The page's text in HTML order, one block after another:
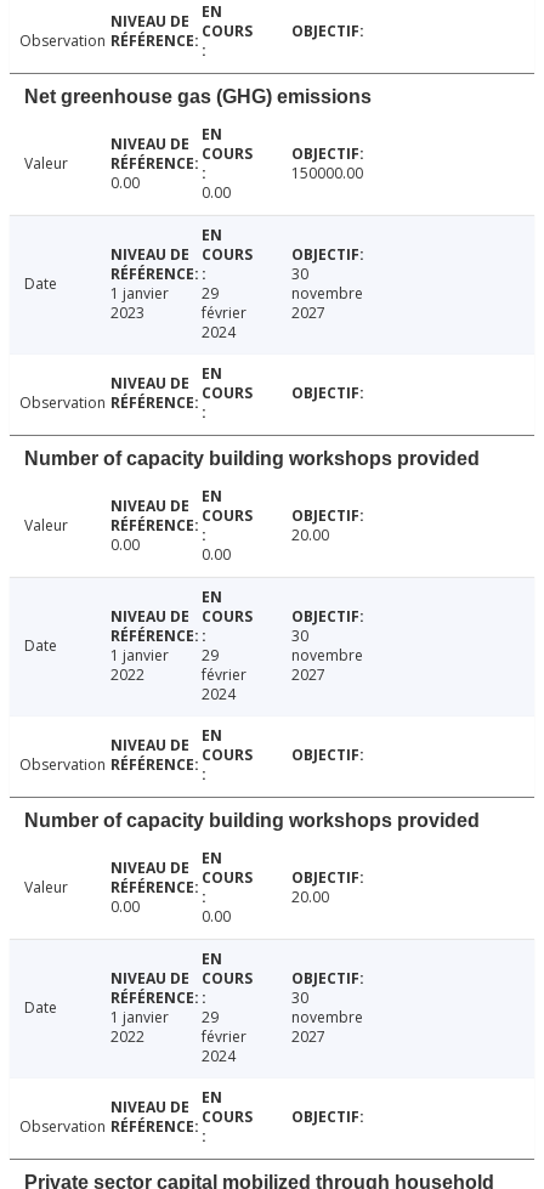
Observation
Net greenhouse gas (GHG) emissions
Valeur
0.00
0.00
150000.00
Date
1 janvier
2023
29
février
2024
30
novembre
2027
Observation
Number of capacity building workshops provided
Valeur
0.00
0.00
20.00
Date
1 janvier
2022
29
février
2024
30
novembre
2027
Observation
Number of capacity building workshops provided
Valeur
0.00
0.00
20.00
Date
1 janvier
2022
29
février
2024
30
novembre
2027
Observation
Private sector capital mobilized through household